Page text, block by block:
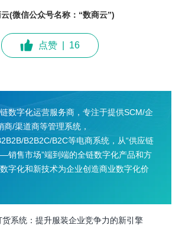
(微信公众号名称：“数商云”)
点赞 16
数字化运营服务商，专注于提供SCM/企
商/渠道商等管理系统，
B2B2C/B2C等电商系统，从“供应链
售市场”端到端的全链数字化产品和方
字化和新技术为企业创造商业数字化价
货系统：提升服装企业竞争力的新引擎